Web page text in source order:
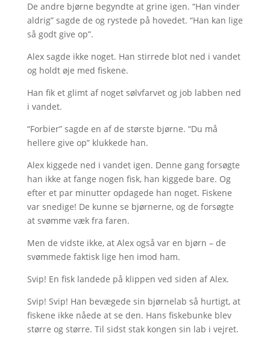
De andre bjørne begyndte at grine igen. “Han vinder
aldrig” sagde de og rystede på hovedet. “Han kan lige
så godt give op”.
Alex sagde ikke noget. Han stirrede blot ned i vandet
og holdt øje med fiskene.
Han fik et glimt af noget sølvfarvet og job labben ned
i vandet.
“Forbier” sagde en af de største bjørne. “Du må
hellere give op” klukkede han.
Alex kiggede ned i vandet igen. Denne gang forsøgte
han ikke at fange nogen fisk, han kiggede bare. Og
efter et par minutter opdagede han noget. Fiskene
var snedige! De kunne se bjørnerne, og de forsøgte
at svømme væk fra faren.
Men de vidste ikke, at Alex også var en bjørn – de
svømmede faktisk lige hen imod ham.
Svip! En fisk landede på klippen ved siden af Alex.
Svip! Svip! Han bevægede sin bjørnelab så hurtigt, at
fiskene ikke nåede at se den. Hans fiskebunke blev
større og større. Til sidst stak kongen sin lab i vejret.